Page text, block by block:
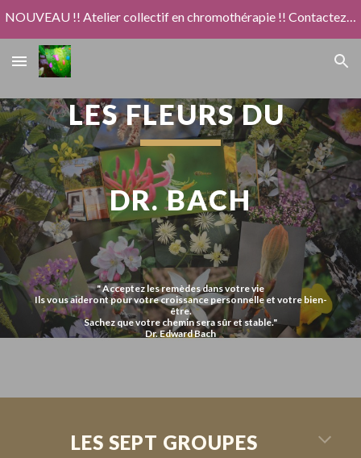
LES FLEURS DU
DR. BACH
" Acceptez les remèdes dans votre vie
Ils vous aideront pour votre croissance personnelle et votre bien-
être.
Sachez que votre chemin sera sûr et stable."
Dr. Edward Bach
LES SEPT GROUPES